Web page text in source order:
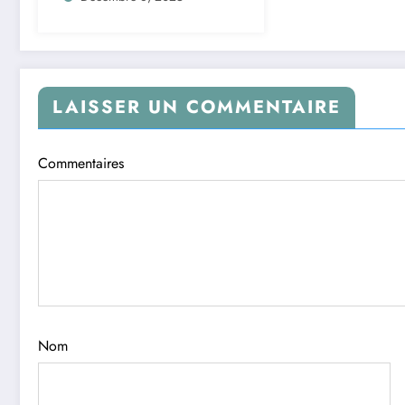
LAISSER UN COMMENTAIRE
Commentaires
Nom